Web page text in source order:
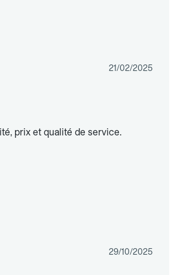
21/02/2025
prix et qualité de service.
29/10/2025